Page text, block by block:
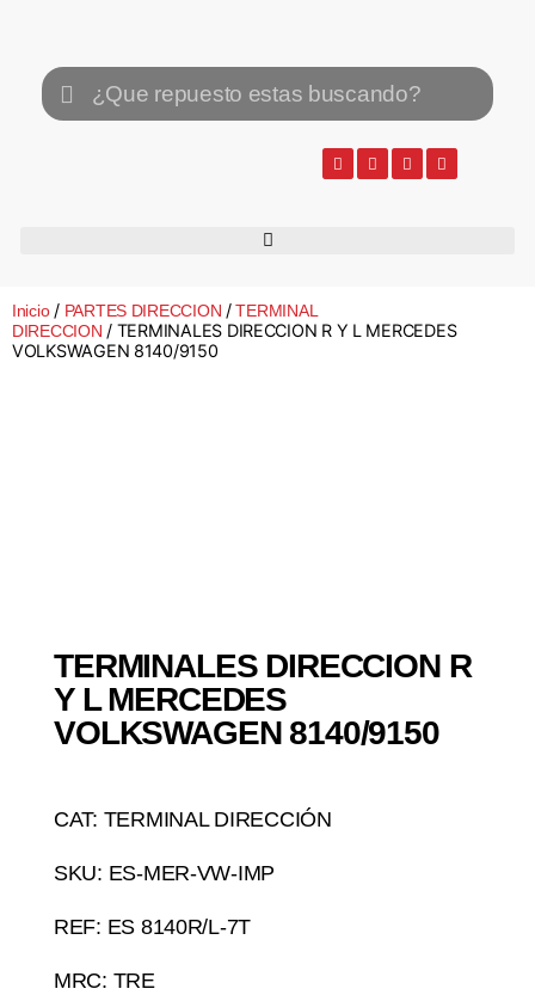
Inicio/ PARTES DIRECCION /TERMINAL
DIRECCION / TERMINALES DIRECCION R Y L MERCEDES
VOLKSWAGEN 8140/9150
TERMINALES DIRECCION R
Y L MERCEDES
VOLKSWAGEN 8140/9150
CAT: TERMINAL DIRECCIÓN
SKU: ES-MER-VW-IMP
REF: ES 8140R/L-7T
MRC: TRE